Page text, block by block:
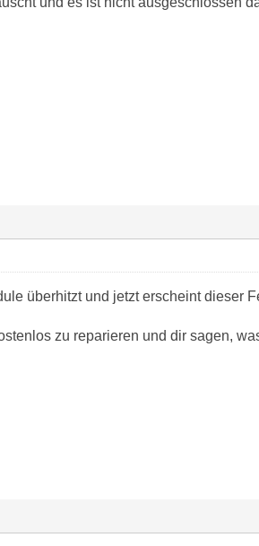
überhitzt und jetzt erscheint dieser
zu reparieren und dir sagen,